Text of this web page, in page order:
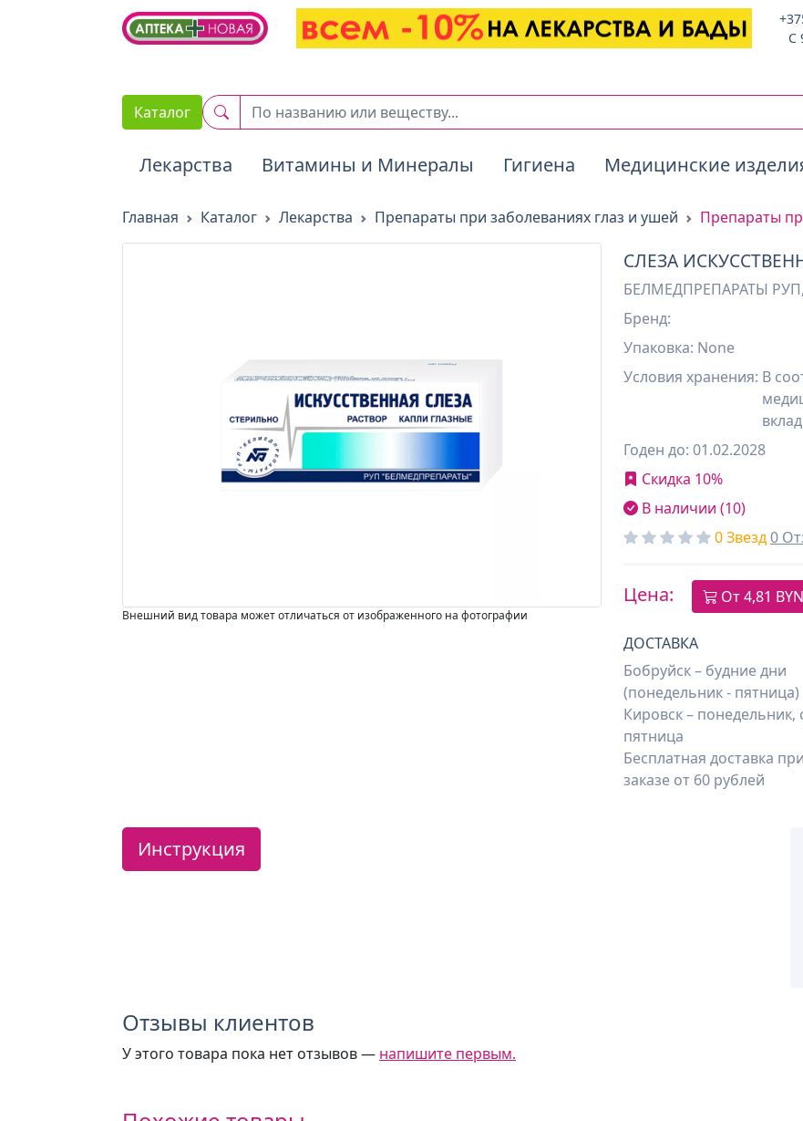
2. Вставьте этот код сразу же после открывающего тега :
C
Каталог
Лекарства Витамины и Минералы Гигиена Медицинские
Главная Каталог Лекарства Препараты при заболеваниях глаз и ушей Препараты
Внешний вид товара может отличаться от изображенного на фотографии
СЛЕЗА
БЕЛМЕДПРЕПАРАТЫ
Бренд:
Упаковка: None
Условия хранения: В
Годен до: 01.02.2028
Скидка 10%
В наличии (10)
0 Звезд0
Цена: От4,81 BYN
ДОСТАВКА
Бобруйск – будние дни
(понедельник - пятница)
Кировск – понедельник,
пятница
Бесплатная доставка при
заказе от 60 рублей
Инструкция
Отзывы клиентов
У этого товара пока нет отзывов — напишите первым.